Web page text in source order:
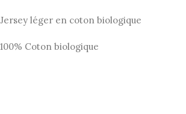
Jersey léger en coton biologique
100% Coton biologique